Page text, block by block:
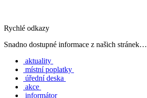
Rychlé odkazy
Snadno dostupné informace z našich stránek…
aktuality
místní poplatky
úřední deska
akce
informátor